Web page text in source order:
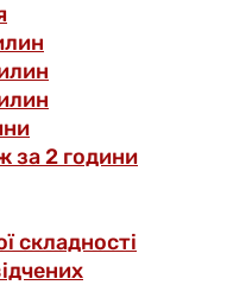
за 2 години
складності